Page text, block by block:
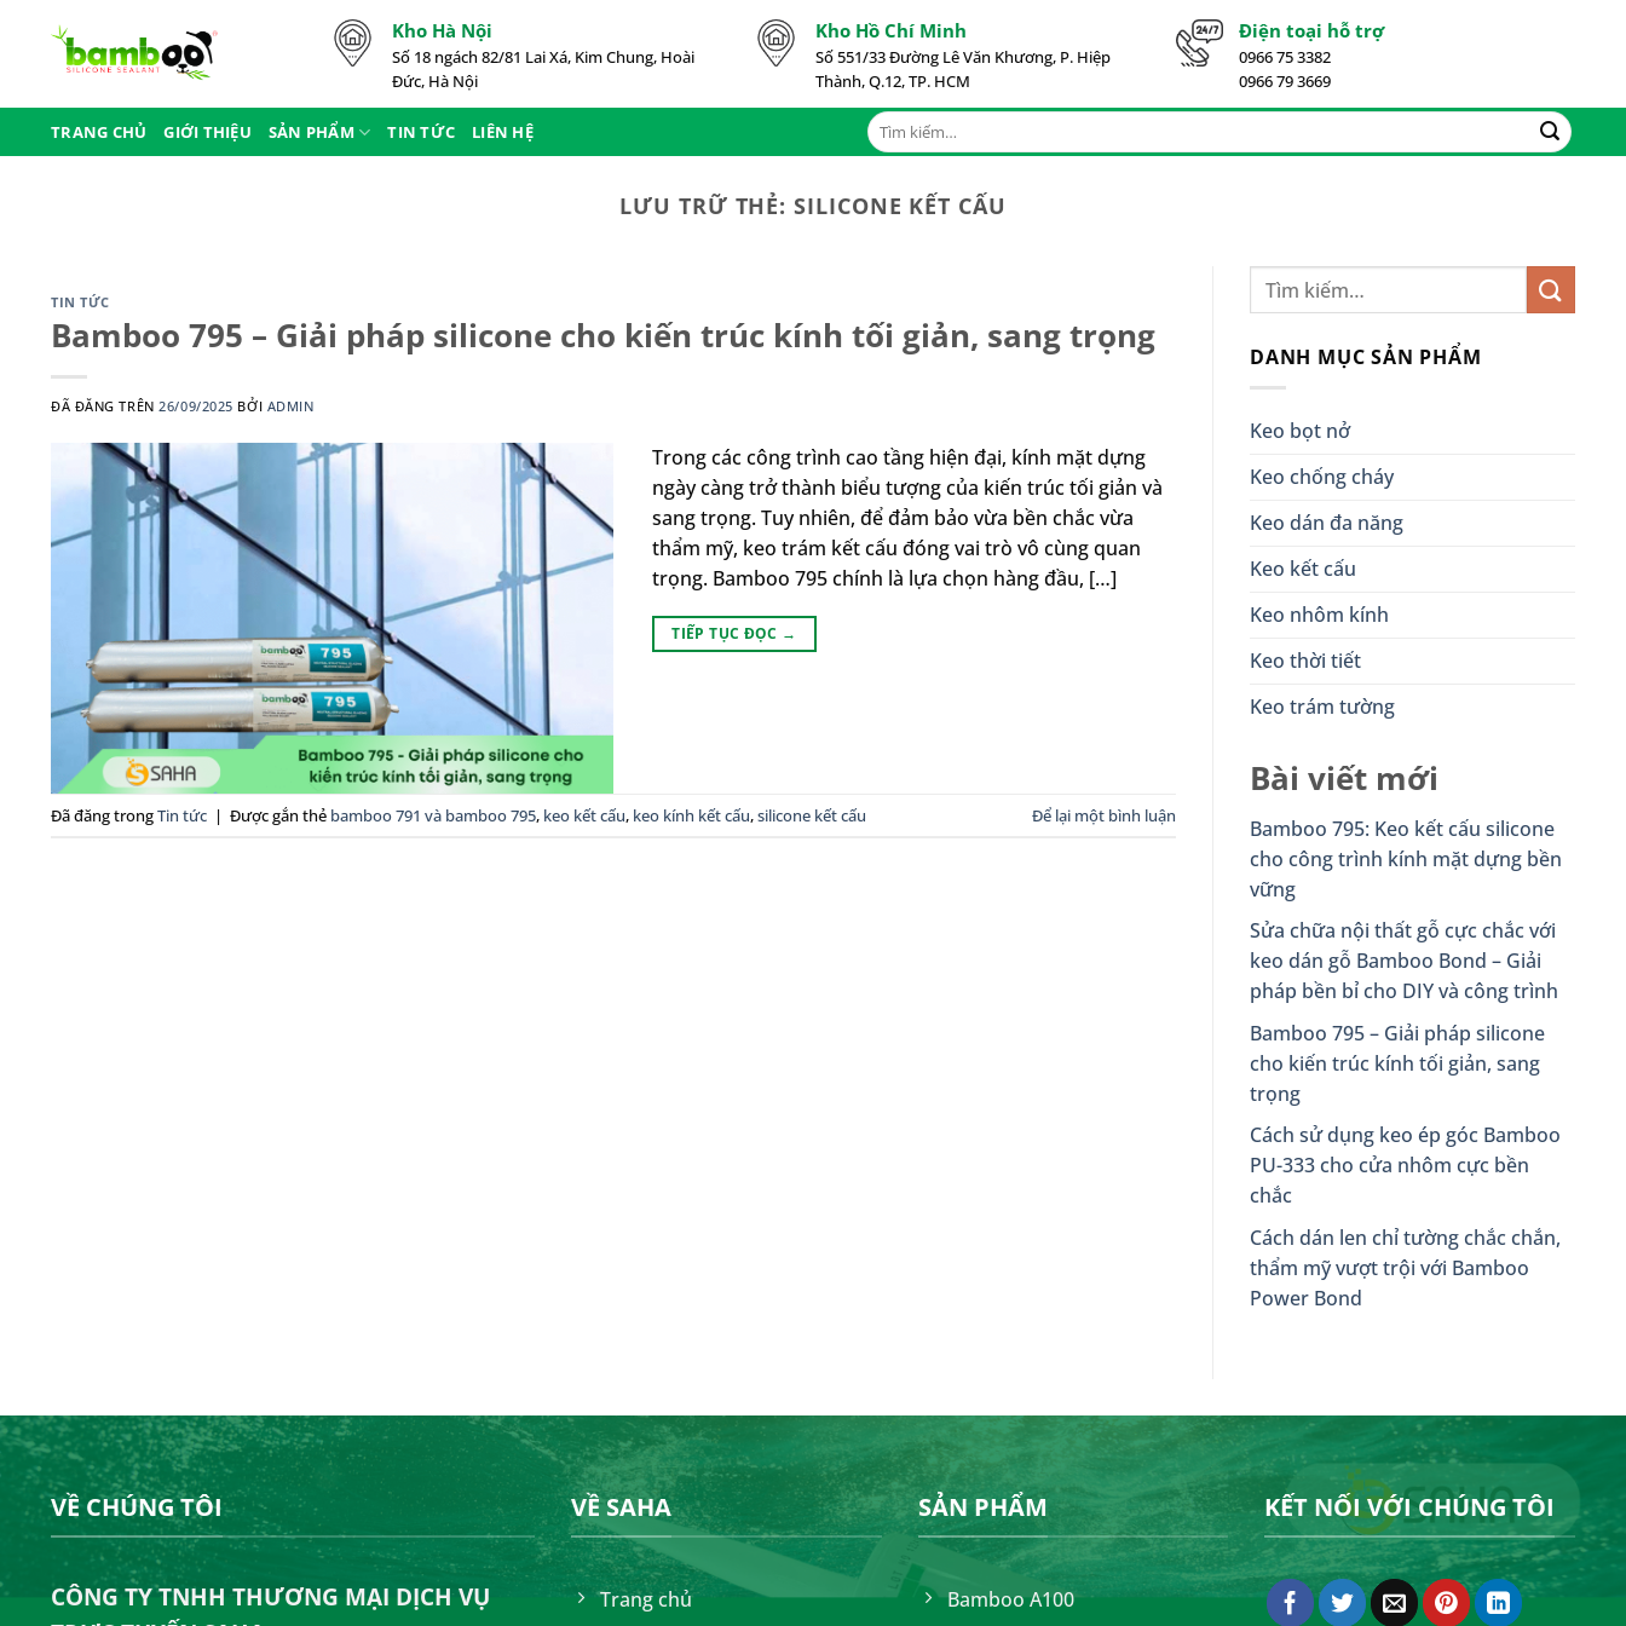
dung
Kho Hà Nội
Số 18 ngách 82/81 Lai Xá, Kim Chung, Hoài
Đức, Hà Nội
Kho Hồ Chí Minh
Số 551/33 Đường Lê Văn Khương, P. Hiệp
Thành, Q.12, TP. HCM
Điện toại hỗ trợ
0966 75 3382
0966 79 3669
TRANG CHỦ GIỚI THIỆU SẢN PHẨM TIN TỨC LIÊN HỆ
Tìm
kiếm:
LƯU TRỮ THẺ:SILICONE KẾT CẤU
TIN TỨC
Bamboo 795 – Giải pháp silicone cho kiến trúc kính tối giản, sang trọng
ĐÃ ĐĂNG TRÊN 26/09/2025 BỞI ADMIN
Trong các công trình cao tầng hiện đại, kính mặt dựng
ngày càng trở thành biểu tượng của kiến trúc tối giản và
sang trọng. Tuy nhiên, để đảm bảo vừa bền chắc vừa
thẩm mỹ, keo trám kết cấu đóng vai trò vô cùng quan
trọng. Bamboo 795 chính là lựa chọn hàng đầu, […]
TIẾP TỤC ĐỌC →
Đã đăng trongTin tức | Được gắn thẻ bamboo 791 và bamboo 795, keo kết cấu, keo kính kết cấu,silicone kết cấu Để lại một bình luận
DANH MỤC SẢN PHẨM
Keo bọt nở
Keo chống cháy
Keo dán đa năng
Keo kết cấu
Keo nhôm kính
Keo thời tiết
Keo trám tường
Bài viết mới
Bamboo 795: Keo kết cấu silicone
cho công trình kính mặt dựng bền
vững
Sửa chữa nội thất gỗ cực chắc với
keo dán gỗ Bamboo Bond – Giải
pháp bền bỉ cho DIY và công trình
Bamboo 795 – Giải pháp silicone
cho kiến trúc kính tối giản, sang
trọng
Cách sử dụng keo ép góc Bamboo
PU-333 cho cửa nhôm cực bền
chắc
Cách dán len chỉ tường chắc chắn,
thẩm mỹ vượt trội với Bamboo
Power Bond
VỀ CHÚNG TÔI
CÔNG TY TNHH THƯƠNG MẠI DỊCH VỤ
VỀ SAHA
Trang chủ
SẢN PHẨM
Bamboo A100
KẾT NỐI VỚI CHÚNG TÔI